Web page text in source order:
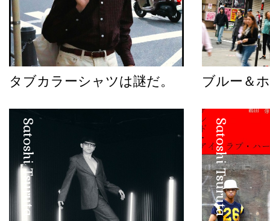
タブカラーシャツは謎だ。 ブルー＆
Satoshi Tsuruta Satoshi Tsuruta